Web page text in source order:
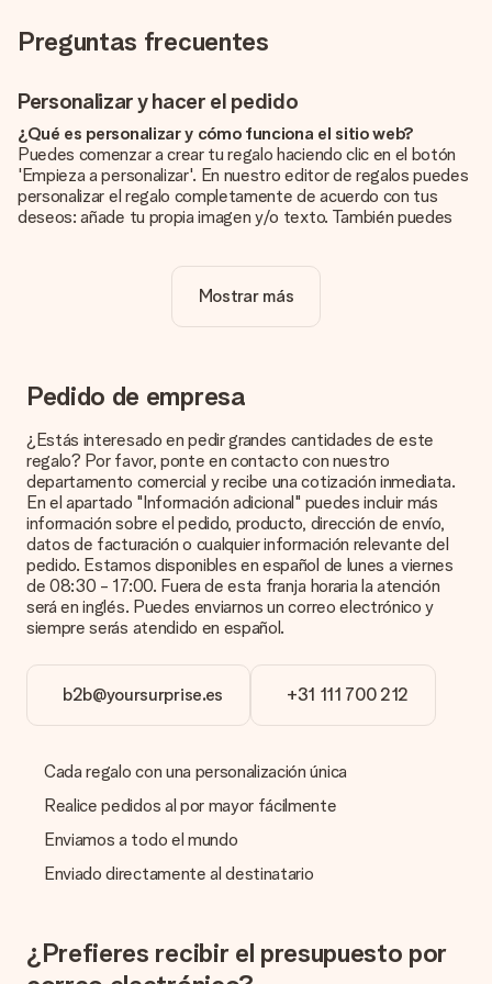
Preguntas frecuentes
Personalizar y hacer el pedido
¿Qué es personalizar y cómo funciona el sitio web?
Puedes comenzar a crear tu regalo haciendo clic en el botón
'Empieza a personalizar'. En nuestro editor de regalos puedes
personalizar el regalo completamente de acuerdo con tus
deseos: añade tu propia imagen y/o texto. También puedes
¿La personalización está incluida en el precio?
El precio que se muestra en el sitio web incluye la
¿Cómo puedo saber si mi imagen tiene la calidad
adecuada?
satisfecho con tu regalo. Por eso es importante utilizar fotos
de alta calidad. Si no estás seguro de la calidad de la imagen,
ponte en contacto con nuestro equipo de atención al cliente e
incluye la foto junto con el regalo que te interesa encargar.
Ellos podrán comprobar la calidad por ti.
¿Qué formatos puedo cargar?
Puedes carga archivos JPG y PNG en nuestro editor. ¿Es
esto demasiado técnico o tienes una imagen de un formato
diferente que te gustaría usar? Ponte en contacto con
encantados de ayudarte para que puedas crear el regalo que
deseas!
disponible?
¿Estás buscando un regalo específico o un regalo en un color
específico, pero no aparece en el sitio web? Ponte en
contacto con nuestro equipo de servicio al cliente; ¡Nos
encantará ayudarte!
¿Cómo agrego una tarjeta de regalo a mi obsequio? /
puedes agregar la tarjeta gratuita a tu regalo. Puedes poner
un mensaje personal en esta tarjeta para que el destinatario
Mostrar más
Pedido de empresa
¿Estás interesado en pedir grandes cantidades de este
regalo? Por favor, ponte en contacto con nuestro
departamento comercial y recibe una cotización inmediata.
En el apartado "Información adicional" puedes incluir más
información sobre el pedido, producto, dirección de envío,
datos de facturación o cualquier información relevante del
pedido. Estamos disponibles en español de lunes a viernes
de 08:30 - 17:00. Fuera de esta franja horaria la atención
será en inglés. Puedes enviarnos un correo electrónico y
siempre serás atendido en español.
b2b@yoursurprise.es +31 111 700 212
Cada regalo con una personalización única
Realice pedidos al por mayor fácilmente
Enviamos a todo el mundo
Enviado directamente al destinatario
¿Prefieres recibir el presupuesto por